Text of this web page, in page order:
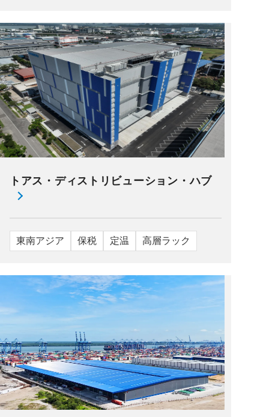
トアス・ディストリビューション・ハブ
東南アジア 保税 定温 高層ラック